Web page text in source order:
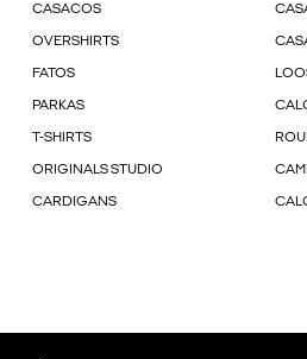
CASACOS
OVERSHIRTS
FATOS
PARKAS
T-SHIRTS
ORIGINALS STUDIO
CARDIGANS